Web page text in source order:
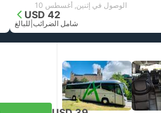
الوصول في إثنين, أغسطس 10
USD 42
شامل الضرائب للبالغ